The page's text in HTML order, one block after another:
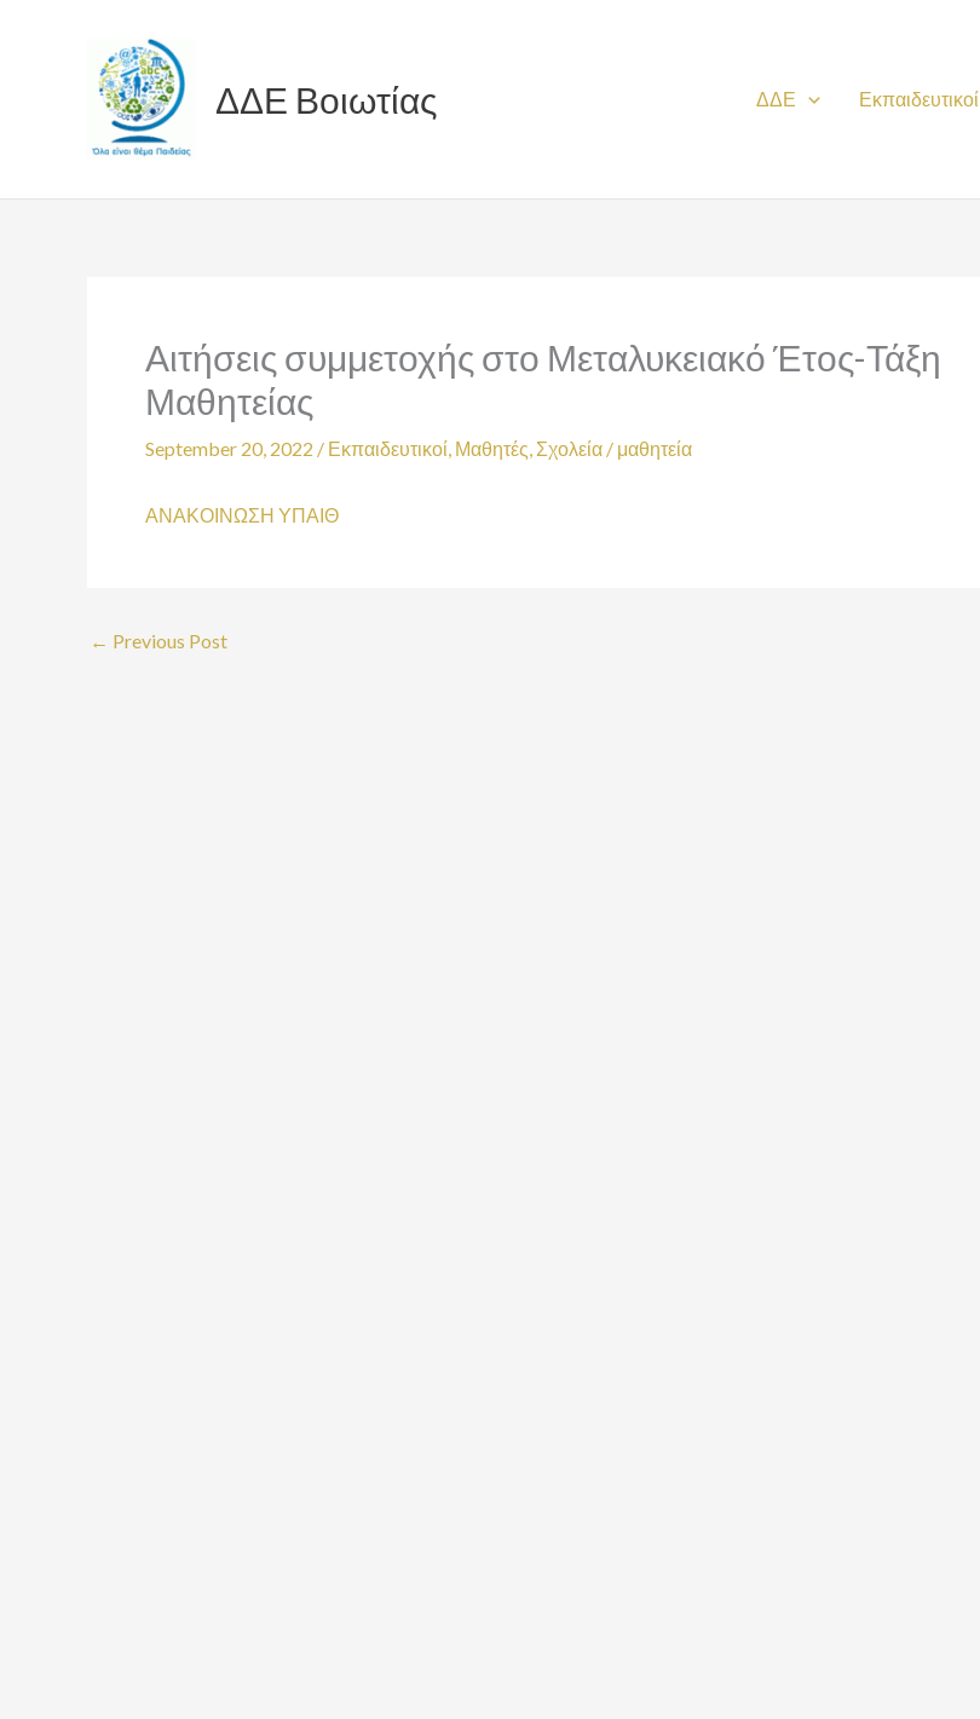
ΔΔΕ Βοιωτίας ΔΔΕ Εκπαιδευτικοί
Αιτήσεις συμμετοχής στο Μεταλυκειακό Έτος-Τάξη
Μαθητείας
September 20, 2022 / Εκπαιδευτικοί, Μαθητές, Σχολεία / μαθητεία
ΑΝΑΚΟΙΝΩΣΗ ΥΠΑΙΘ
← Previous Post